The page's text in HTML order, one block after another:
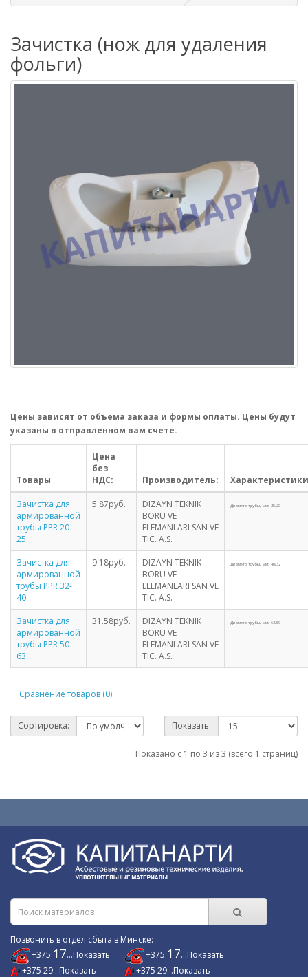
Зачистка (нож для удаления
фольги)
Цены зависят от объема заказа и формы оплаты. Цены будут
указаны в отправленном вам счете.
Товары
Цена
без
НДС:
Производитель:
Зачистка для
армированной
трубы PPR 20-
25
5.87руб.
DIZAYN TEKNIK
BORU VE
ELEMANLARI SAN VE
TIC. A.S.
Диаметр трубы, мм: 25/20
Зачистка для
армированной
трубы PPR 32-
40
9.18руб.
DIZAYN TEKNIK
BORU VE
ELEMANLARI SAN VE
TIC. A.S.
Диаметр трубы, мм: 40/32
Зачистка для
армированной
трубы PPR 50-
63
31.58руб.
DIZAYN TEKNIK
BORU VE
ELEMANLARI SAN VE
TIC. A.S.
Диаметр трубы, мм: 63/50
Сравнение товаров (0)
Сортировка: Показать:
Показано с 1 по 3 из 3 (всего 1 страниц)
Позвонить в отдел сбыта в Минске:
+375 17...Показать
+375 29...Показать
+375 17...Показать
+375 29...Показать